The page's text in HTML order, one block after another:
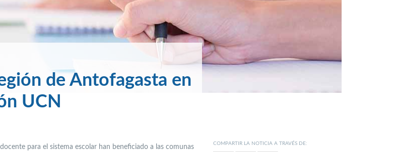
de Antofagasta en
UCN
para el sistema escolar han beneficiado a las comunas
COMPARTIR LA NOTICIA A TRAVÉS DE: